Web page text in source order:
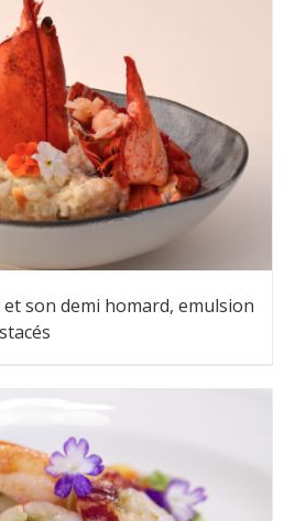
son demi homard, emulsion